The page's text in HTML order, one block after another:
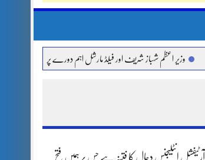
وزیر اعظم شہباز شریف اور فیلڈ مارشل اہم دورے پر سعودی عرب روانہ
آرٹیفشل انٹلیجنس دجال کا فتنہ ہے جس پر ہمیں فتح